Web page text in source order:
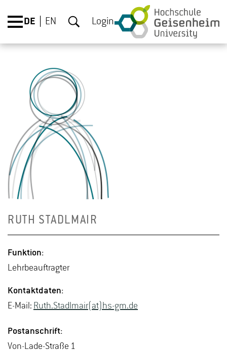
DE EN Login
RUTH STADL­MAIR
Funk­ti­on:
Lehr­be­auf­trag­ter
Kon­takt­da­ten:
E-Mail: Ruth.​Stadlmair(at)hs-​gm.​de
Post­an­schrift:
Von-La­de-Stra­ße 1